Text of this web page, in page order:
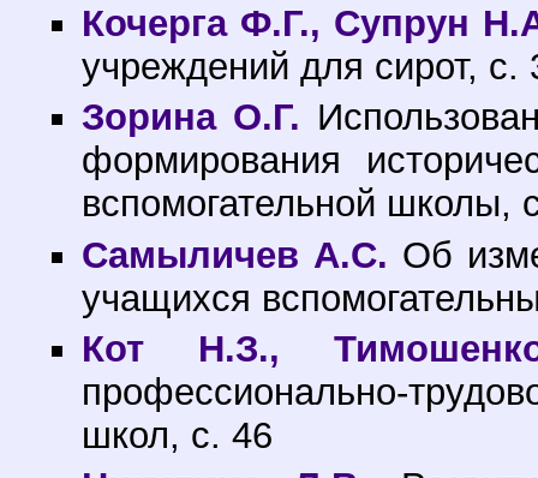
Кочерга Ф.Г., Супрун
учреждений для сирот, с.
Зорина О.Г.
формирования
вспомогательной школы,
Самыличев А.С. Об
учащихся
Кот Н.З.,
профессионально-
школ, с. 46